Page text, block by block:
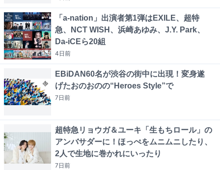
「a-nation」出演者第1弾はEXILE、超特
急、NCT WISH、浜崎あゆみ、J.Y. Park、
Da-iCEら20組
4日前
EBiDAN60名が渋谷の街中に出現！変身遂
げたおのおのの“Heroes Style”で
7日前
超特急リョウガ＆ユーキ「生もちロール」の
アンバサダーに！ほっぺをムニムニしたり、
2人で生地に巻かれにいったり
7日前